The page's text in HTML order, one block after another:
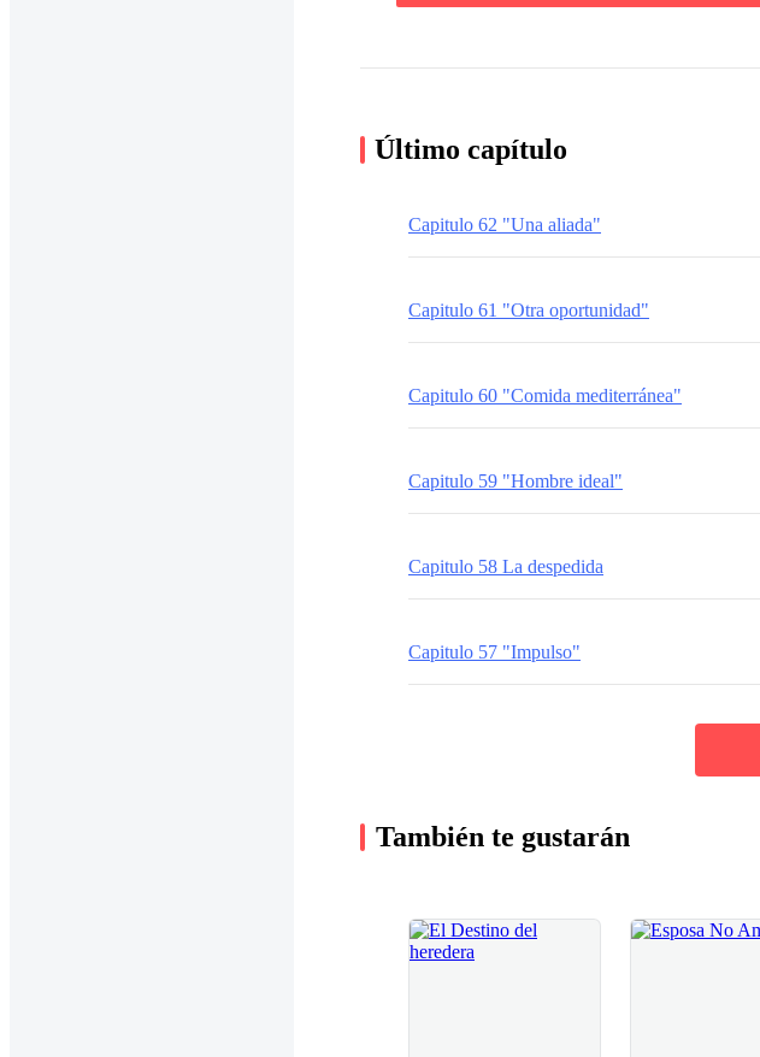
Último capítulo
Capitulo 62 "Una aliada"
Capitulo 61 "Otra oportunidad"
Capitulo 60 "Comida mediterránea"
Capitulo 59 "Hombre ideal"
Capitulo 58 La despedida
Capitulo 57 "Impulso"
También te gustarán